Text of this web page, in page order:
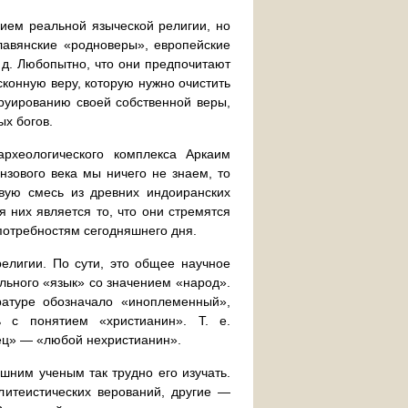
реальной языческой религии, но
«родноверы», европейские
Любопытно, что они предпочитают
веру, которую нужно очистить
своей собственной веры,
богов.
комплекса Аркаим
века мы ничего не знаем, то
смесь из древних индоиранских
является то, что они стремятся
сегодняшнего дня.
По сути, это общее научное
«язык» со значением «народ».
обозначало «иноплеменный»,
с понятием «христианин». Т. е.
— «любой нехристианин».
ученым так трудно его изучать.
верований, другие —